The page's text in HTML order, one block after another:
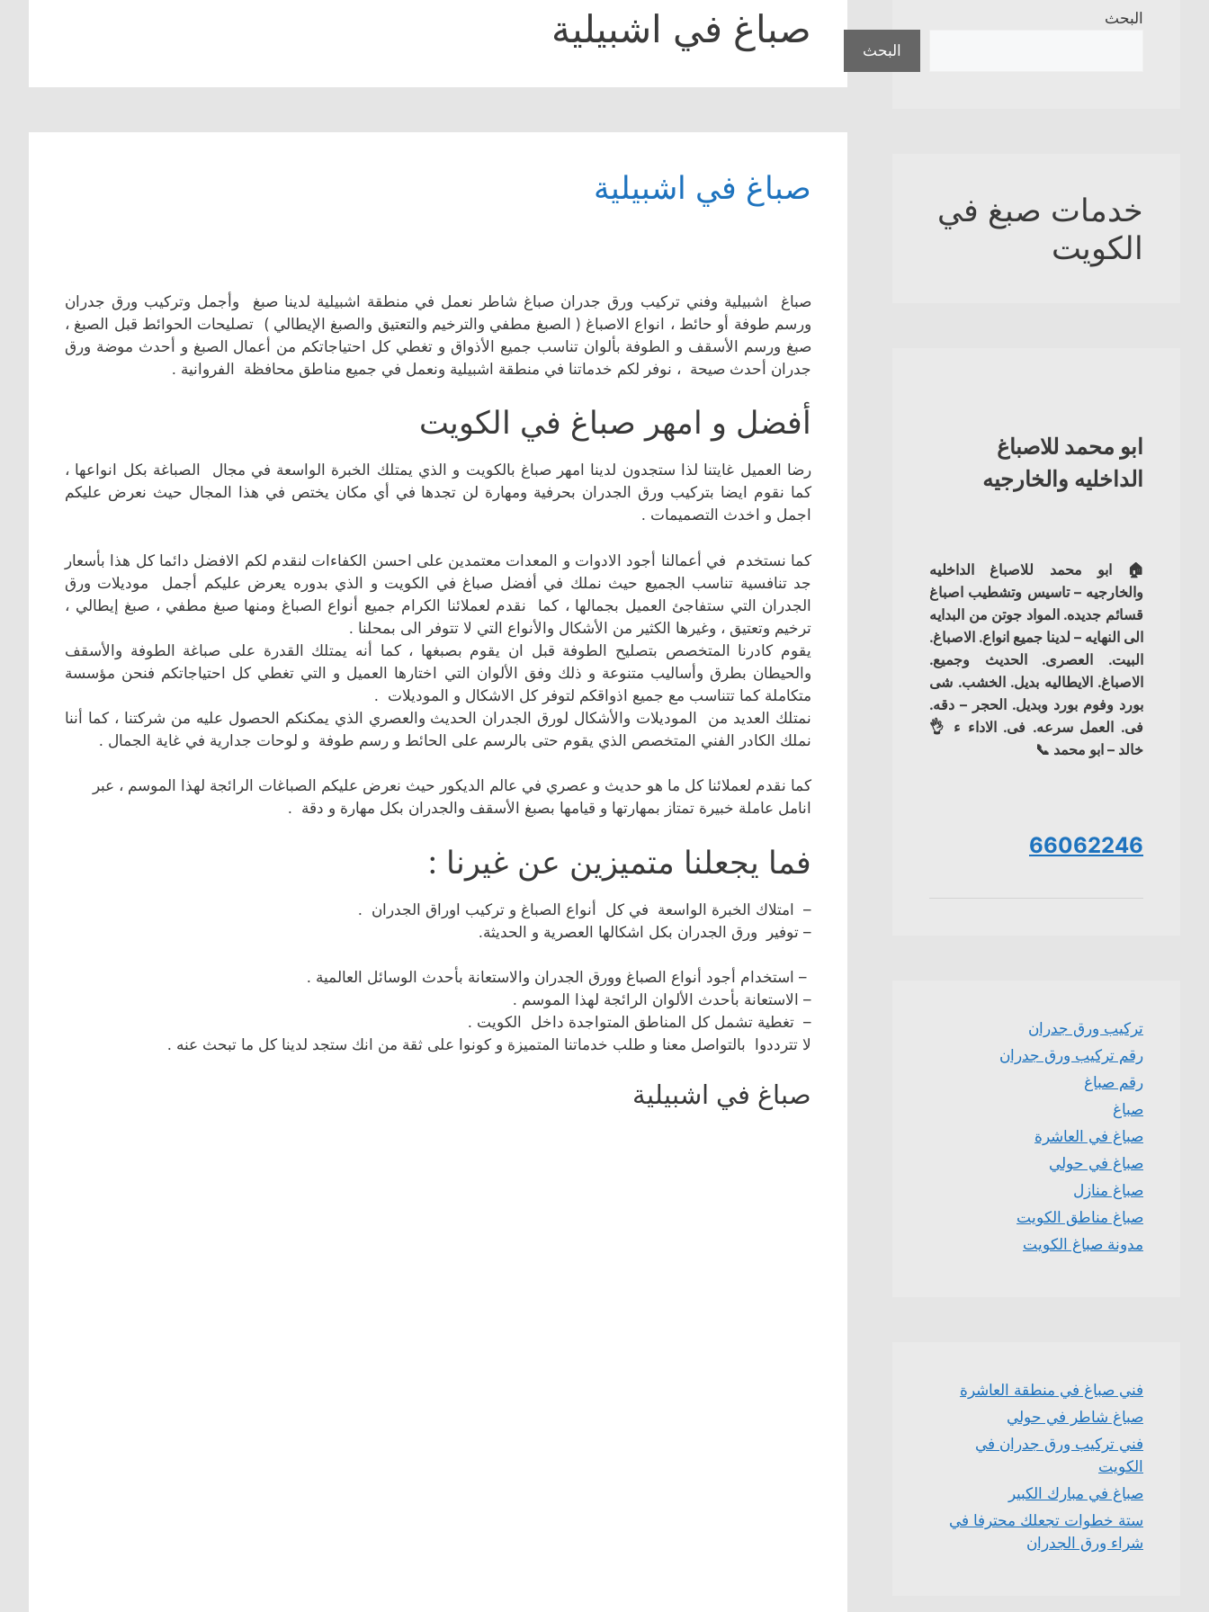
صباغ في اشبيلية
صباغ في اشبيلية
صباغ اشبيلية وفني تركيب ورق جدران صباغ شاطر نعمل في منطقة اشبيلية لدينا صبغ وأجمل وتركيب ورق جدران
ورسم طوفة أو حائط ، انواع الاصباغ ( الصبغ مطفي والترخيم والتعتيق والصبغ الإيطالي ) تصليحات الحوائط قبل الصبغ ،
صبغ ورسم الأسقف و الطوفة بألوان تناسب جميع الأذواق و تغطي كل احتياجاتكم من أعمال الصبغ و أحدث موضة ورق
جدران أحدث صيحة ، نوفر لكم خدماتنا في منطقة اشبيلية ونعمل في جميع مناطق محافظة الفروانية .
أفضل و امهر صباغ في الكويت
رضا العميل غايتنا لذا ستجدون لدينا امهر صباغ بالكويت و الذي يمتلك الخبرة الواسعة في مجال الصباغة بكل انواعها ،
كما نقوم ايضا بتركيب ورق الجدران بحرفية ومهارة لن تجدها في أي مكان يختص في هذا المجال حيث نعرض عليكم
اجمل و اخدث التصميمات .
كما نستخدم في أعمالنا أجود الادوات و المعدات معتمدين على احسن الكفاءات لنقدم لكم الافضل دائما كل هذا بأسعار
جد تنافسية تناسب الجميع حيث نملك في أفضل صباغ في الكويت و الذي بدوره يعرض عليكم أجمل موديلات ورق
الجدران التي ستفاجئ العميل بجمالها ، كما نقدم لعملائنا الكرام جميع أنواع الصباغ ومنها صبغ مطفي ، صبغ إيطالي ،
ترخيم وتعتيق ، وغيرها الكثير من الأشكال والأنواع التي لا تتوفر الى بمحلنا .
يقوم كادرنا المتخصص بتصليح الطوفة قبل ان يقوم بصبغها ، كما أنه يمتلك القدرة على صباغة الطوفة والأسقف
والحيطان بطرق وأساليب متنوعة و ذلك وفق الألوان التي اختارها العميل و التي تغطي كل احتياجاتكم فنحن مؤسسة
متكاملة كما تتناسب مع جميع اذواقكم لتوفر كل الاشكال و الموديلات .
نمتلك العديد من الموديلات والأشكال لورق الجدران الحديث والعصري الذي يمكنكم الحصول عليه من شركتنا ، كما أننا
نملك الكادر الفني المتخصص الذي يقوم حتى بالرسم على الحائط و رسم طوفة و لوحات جدارية في غاية الجمال .
كما نقدم لعملائنا كل ما هو حديث و عصري في عالم الديكور حيث نعرض عليكم الصباغات الرائجة لهذا الموسم ، عبر
انامل عاملة خبيرة تمتاز بمهارتها و قيامها بصبغ الأسقف والجدران بكل مهارة و دقة .
فما يجعلنا متميزين عن غيرنا :
– امتلاك الخبرة الواسعة في كل أنواع الصباغ و تركيب اوراق الجدران .
– توفير ورق الجدران بكل اشكالها العصرية و الحديثة.
– استخدام أجود أنواع الصباغ وورق الجدران والاستعانة بأحدث الوسائل العالمية .
– الاستعانة بأحدث الألوان الرائجة لهذا الموسم .
– تغطية تشمل كل المناطق المتواجدة داخل الكويت .
لا تترددوا بالتواصل معنا و طلب خدماتنا المتميزة و كونوا على ثقة من انك ستجد لدينا كل ما تبحث عنه .
صباغ في اشبيلية
البحث
البحث
خدمات صبغ في
الكويت
ابو محمد للاصباغ
الداخليه والخارجيه
🏠 ابو محمد للاصباغ الداخليه
والخارجيه – تاسيس وتشطيب اصباغ
قسائم جديده. المواد جوتن من البدايه
الى النهايه – لدينا جميع انواع. الاصباغ.
البيت. العصرى. الحديث وجميع.
الاصباغ. الايطاليه بديل. الخشب. شى
بورد وفوم بورد وبديل. الحجر – دقه.
فى. العمل سرعه. فى. الاداء ء 👌
خالد – ابو محمد 📞
66062246
تركيب ورق جدران
رقم تركيب ورق جدران
رقم صباغ
صباغ
صباغ في العاشرة
صباغ في حولي
صباغ منازل
صباغ مناطق الكويت
مدونة صباغ الكويت
فني صباغ في منطقة العاشرة
صباغ شاطر في حولي
فني تركيب ورق جدران في
الكويت
صباغ في مبارك الكبير
ستة خطوات تجعلك محترفا في
شراء ورق الجدران